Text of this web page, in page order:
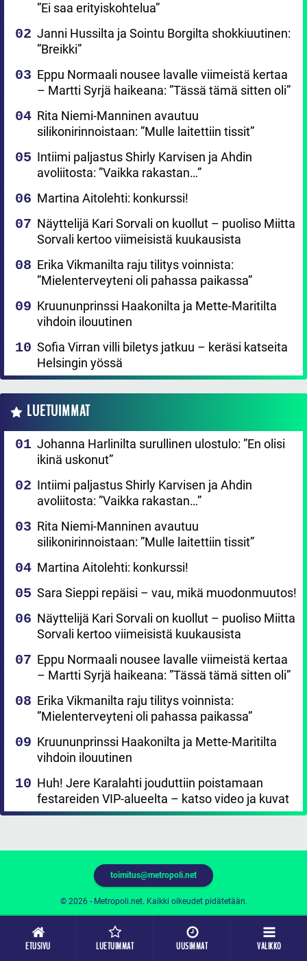
ETUSIVU LUETUIMMAT UUSIMMAT VALIKKO
”Ei saa erityiskohtelua”
Janni Hussilta ja Sointu Borgilta shokkiuutinen:
”Breikki”
Eppu Normaali nousee lavalle viimeistä kertaa
– Martti Syrjä haikeana: ”Tässä tämä sitten oli”
Rita Niemi-Manninen avautuu
silikonirinnoistaan: ”Mulle laitettiin tissit”
Intiimi paljastus Shirly Karvisen ja Ahdin
avoliitosta: ”Vaikka rakastan…”
Martina Aitolehti: konkurssi!
Näyttelijä Kari Sorvali on kuollut – puoliso Miitta
Sorvali kertoo viimeisistä kuukausista
Erika Vikmanilta raju tilitys voinnista:
”Mielenterveyteni oli pahassa paikassa”
Kruununprinssi Haakonilta ja Mette-Maritilta
vihdoin ilouutinen
Sofia Virran villi biletys jatkuu – keräsi katseita
Helsingin yössä
LUETUIMMAT
Johanna Harlinilta surullinen ulostulo: ”En olisi
ikinä uskonut”
Intiimi paljastus Shirly Karvisen ja Ahdin
avoliitosta: ”Vaikka rakastan…”
Rita Niemi-Manninen avautuu
silikonirinnoistaan: ”Mulle laitettiin tissit”
Martina Aitolehti: konkurssi!
Sara Sieppi repäisi – vau, mikä muodonmuutos!
Näyttelijä Kari Sorvali on kuollut – puoliso Miitta
Sorvali kertoo viimeisistä kuukausista
Eppu Normaali nousee lavalle viimeistä kertaa
– Martti Syrjä haikeana: ”Tässä tämä sitten oli”
Erika Vikmanilta raju tilitys voinnista:
”Mielenterveyteni oli pahassa paikassa”
Kruununprinssi Haakonilta ja Mette-Maritilta
vihdoin ilouutinen
Huh! Jere Karalahti jouduttiin poistamaan
festareiden VIP-alueelta – katso video ja kuvat
© 2026 - Metropoli.net. Kaikki oikeudet pidätetään.
toimitus@metropoli.net